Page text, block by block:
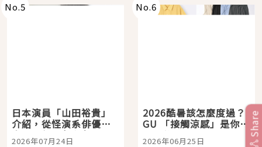
No.5
日本演員「山田裕貴」
介紹，從怪演系俳優走
向國民級日劇主角
2026年07月24日
No.6
2026酷暑該怎麼度過？
GU 「接觸涼感」是你的
夏日救星
2026年06月25日
Share